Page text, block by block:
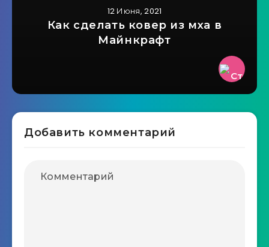
12 Июня, 2021
Как сделать ковер из мха в
Майнкрафт
Добавить комментарий